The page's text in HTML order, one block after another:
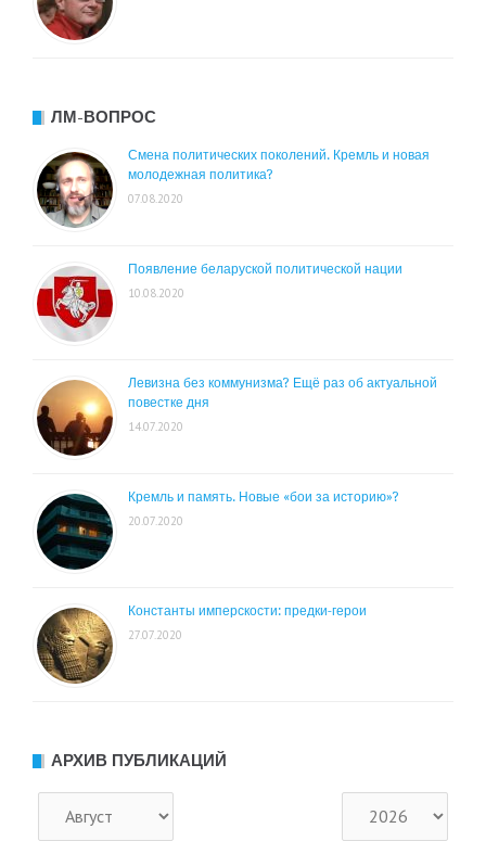
ЛМ-ВОПРОС
Смена политических поколений. Кремль и новая
молодежная политика?
07.08.2020
Появление беларуской политической нации
10.08.2020
Левизна без коммунизма? Ещё раз об актуальной
повестке дня
14.07.2020
Кремль и память. Новые «бои за историю»?
20.07.2020
Константы имперскости: предки-герои
27.07.2020
АРХИВ ПУБЛИКАЦИЙ